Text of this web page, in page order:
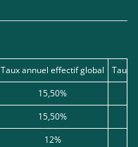
Taux annuel effectif global
Taux
15,50%
15,50%
12%